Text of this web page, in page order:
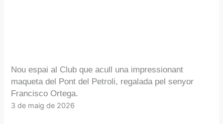
Nou espai al Club que acull una impressionant
maqueta del Pont del Petroli, regalada pel senyor
Francisco Ortega.
3 de maig de 2026